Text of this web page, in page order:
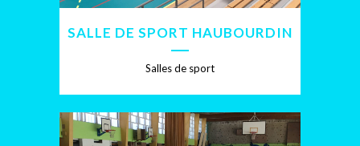
SALLE DE SPORT HAUBOURDIN
Salles de sport